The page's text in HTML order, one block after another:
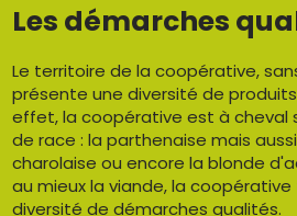
Les démarches
Le territoire de la coopérative,
présente une diversité de produits
effet, la coopérative est à cheval
de race : la parthenaise mais
charolaise ou encore la blonde
au mieux la viande, la
diversité de démarches qualités.